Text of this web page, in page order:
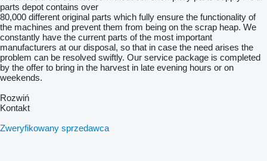
parts depot contains over
80,000 different original parts which fully ensure the functionality of
the machines and prevent them from being on the scrap heap. We
constantly have the current parts of the most important
manufacturers at our disposal, so that in case the need arises the
problem can be resolved swiftly. Our service package is completed
by the offer to bring in the harvest in late evening hours or on
weekends.
Rozwiń
Kontakt
Zweryfikowany sprzedawca